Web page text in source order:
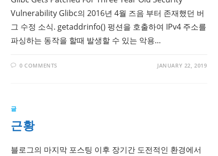
Vulnerability Glibc의 2016년 4월 즈음 부터 존재했던 버
그 수정 소식. getaddrinfo() 펑션을 호출하여 IPv4 주소를
파싱하는 동작을 할때 발생할 수 있는 악용…
0 COMMENTS JANUARY 22, 2019
글
근황
블로그의 마지막 포스팅 이후 장기간 도전적인 환경에서